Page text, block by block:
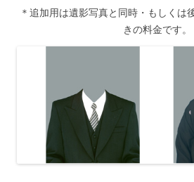
＊追加用は遺影写真と同時・もしくは
きの料金です。